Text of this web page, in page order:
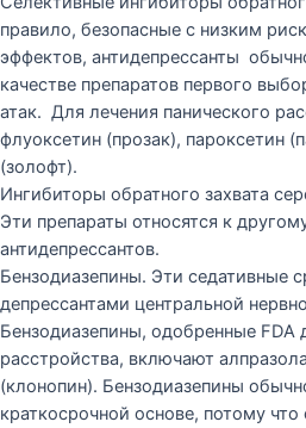
правило, безопасные с низким
эффектов, антидепрессанты
качестве препаратов первого
атак. Для лечения панического
флуоксетин (прозак), пароксетин
(золофт).
Ингибиторы обратного захвата
Эти препараты относятся к
антидепрессантов.
Бензодиазепины. Эти седативные
депрессантами центральной
Бензодиазепины, одобренные FDA
расстройства, включают
(клонопин). Бензодиазепины
краткосрочной основе, потому